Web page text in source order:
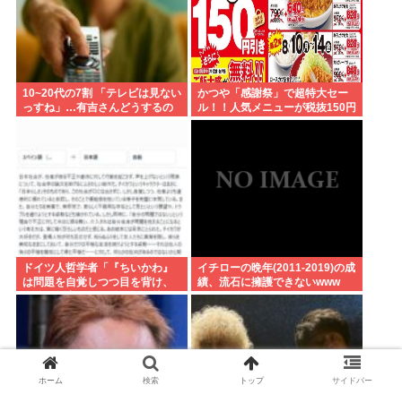
10~20代の7割 「テレビは見ない
っすね」…有吉さんどうするの
かつや「感謝祭」で超特大セー
ル！！人気メニューが税抜150円
引き！！！
ドイツ人哲学者「『ちいかわ』
は問題を自覚しつつ目を背け、
自分は無害という道徳的優越
感、堕落する国家日本そのもの
だ」
イチローの晩年(2011-2019)の成
績、流石に擁護できないwww
ホーム 検索 トップ サイドバー